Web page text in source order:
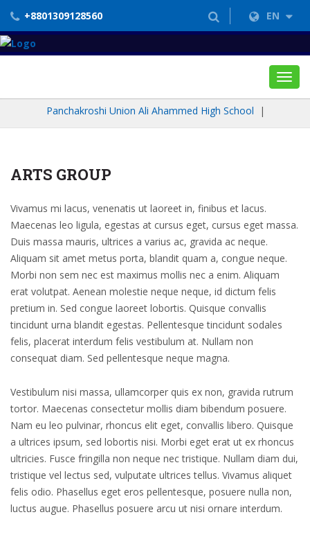
+8801309128560 EN
Panchakroshi Union Ali Ahammed High School|
ARTS GROUP
Vivamus mi lacus, venenatis ut laoreet in, finibus et lacus.
Maecenas leo ligula, egestas at cursus eget, cursus eget massa.
Duis massa mauris, ultrices a varius ac, gravida ac neque.
Aliquam sit amet metus porta, blandit quam a, congue neque.
Morbi non sem nec est maximus mollis nec a enim. Aliquam
erat volutpat. Aenean molestie neque neque, id dictum felis
pretium in. Sed congue laoreet lobortis. Quisque convallis
tincidunt urna blandit egestas. Pellentesque tincidunt sodales
felis, placerat interdum felis vestibulum at. Nullam non
consequat diam. Sed pellentesque neque magna.
Vestibulum nisi massa, ullamcorper quis ex non, gravida rutrum
tortor. Maecenas consectetur mollis diam bibendum posuere.
Nam eu leo pulvinar, rhoncus elit eget, convallis libero. Quisque
a ultrices ipsum, sed lobortis nisi. Morbi eget erat ut ex rhoncus
ultricies. Fusce fringilla non neque nec tristique. Nullam diam dui,
tristique vel lectus sed, vulputate ultrices tellus. Vivamus aliquet
felis odio. Phasellus eget eros pellentesque, posuere nulla non,
luctus augue. Phasellus posuere arcu ut nisi ornare interdum.